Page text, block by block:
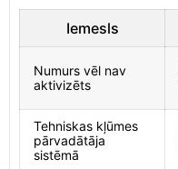
Iemesls
Numurs vēl nav
aktivizēts
Tehniskas kļūmes
pārvadātāja
sistēmā